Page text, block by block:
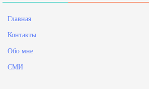
Главная
Контакты
Обо мне
СМИ